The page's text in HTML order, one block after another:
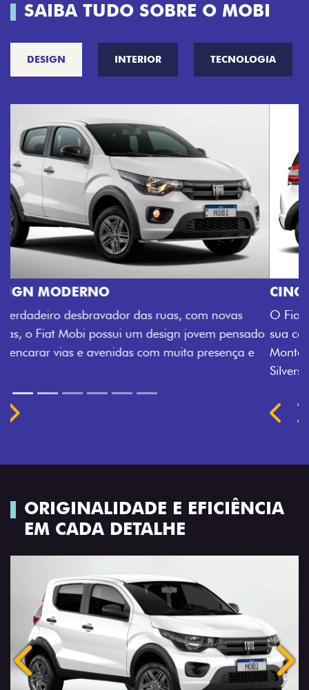
SAIBA TUDO SOBRE O MOBI
DESIGN INTERIOR TECNOLOGIA
CINCO OPÇÕES DE CORES
O Fiat Mobi tem sempre uma opção de cor que é a
sua cara. Escolha entre o Preto Vulcano, Vermelho
Montecarlo, Branco Banchisa, Prata Bari e Cinza
Silverstone.
ORIGINALIDADE E EFICIÊNCIA
EM CADA DETALHE
Anterior